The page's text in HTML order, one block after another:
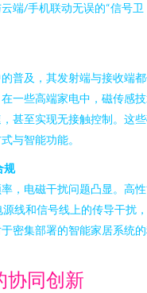
端/手机联动无误的“信号卫
普及，其发射端与接收端
一些高端家电中，磁传感
甚至实现无接触控制。这
与智能功能。
规
，电磁干扰问题凸显。高
线和信号线上的传导干扰
密集部署的智能家居系统
协同创新